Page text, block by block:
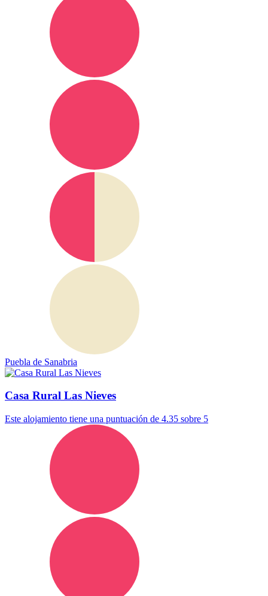
Puebla de Sanabria
Casa Rural Las Nieves
Este alojamiento tiene una puntuación de 4.35 sobre 5